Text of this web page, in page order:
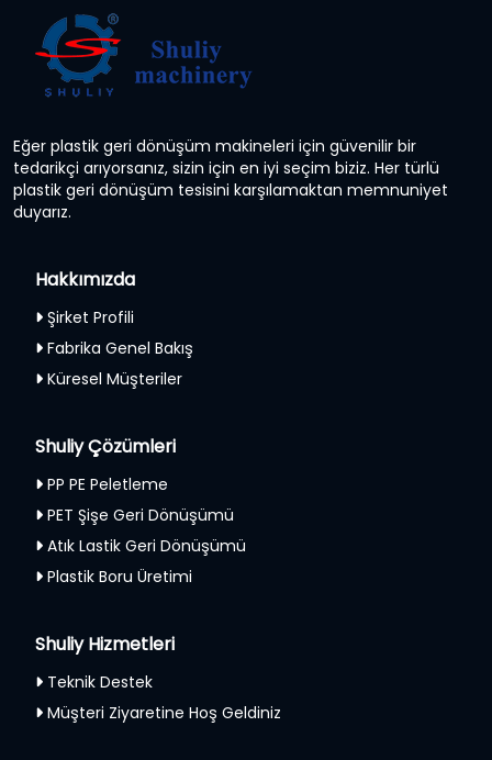
Eğer plastik geri dönüşüm makineleri için güvenilir bir
tedarikçi arıyorsanız, sizin için en iyi seçim biziz. Her türlü
plastik geri dönüşüm tesisini karşılamaktan memnuniyet
duyarız.
Hakkımızda
Şirket Profili
Fabrika Genel Bakış
Küresel Müşteriler
Shuliy Çözümleri
PP PE Peletleme
PET Şişe Geri Dönüşümü
Atık Lastik Geri Dönüşümü
Plastik Boru Üretimi
Shuliy Hizmetleri
Teknik Destek
Müşteri Ziyaretine Hoş Geldiniz